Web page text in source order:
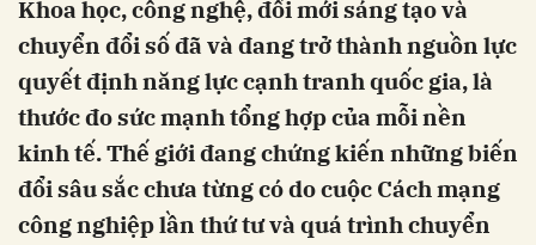
Khoa học, công nghệ, đổi mới sáng tạo và
chuyển đổi số đã và đang trở thành nguồn lực
quyết định năng lực cạnh tranh quốc gia, là
thước đo sức mạnh tổng hợp của mỗi nền
kinh tế. Thế giới đang chứng kiến những biến
đổi sâu sắc chưa từng có do cuộc Cách mạng
công nghiệp lần thứ tư và quá trình chuyển